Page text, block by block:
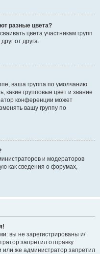
разные цвета?
цвета участникам групп
от друга.
ваша группа по умолчанию
какие групповые цвет и звание
конференции может
вашу группу по
и модераторов
как сведения о форумах,
вы не зарегистрированы и/
запретил отправку
же администратор запретил